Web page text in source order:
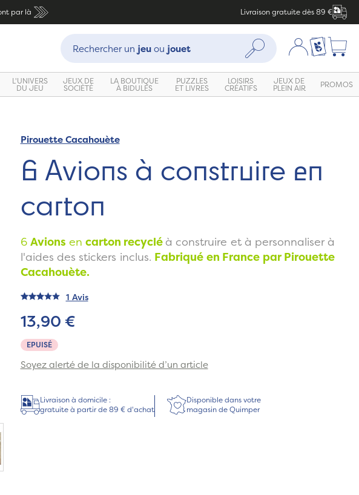
par là Livraison gratuite dès 89 €
Recherche :
Rechercher un jeuou jouet Rechercher Mon compte
Ma liste
L'UNIVERS
DU JEU
JEUX DE
SOCIÉTÉ
LA BOUTIQUE
À BIDULES
PUZZLES
ET LIVRES
LOISIRS
CRÉATIFS
JEUX DE
PLEIN AIR PROMOS
Pirouette Cacahouète
6 Avions à construire en
carton
6 Avions en carton recyclé à construire et à personnaliser à
l'aides des stickers inclus. Fabriqué en France par Pirouette
Cacahouète.
1 Avis
EPUISÉ
13,90 €
Soyez alerté de la disponibilité d’un article
Livraison à domicile :
gratuite à partir de 89 € d'achat
Disponible dans votre
magasin de Quimper